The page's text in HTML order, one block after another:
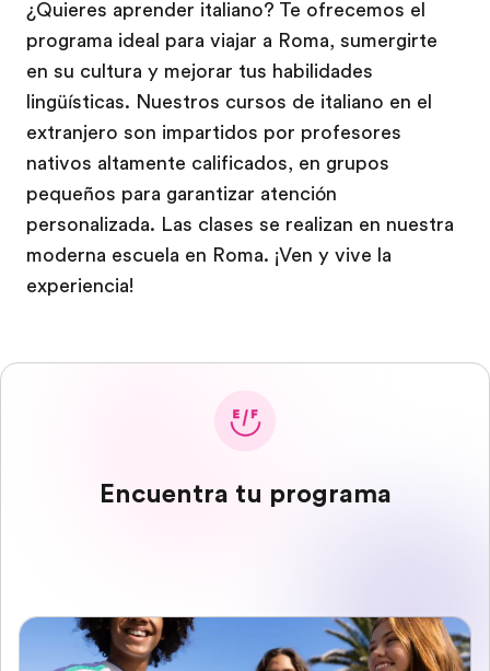
¿Quieres aprender italiano? Te ofrecemos el
programa ideal para viajar a Roma, sumergirte
en su cultura y mejorar tus habilidades
lingüísticas. Nuestros cursos de italiano en el
extranjero son impartidos por profesores
nativos altamente calificados, en grupos
pequeños para garantizar atención
personalizada. Las clases se realizan en nuestra
moderna escuela en Roma. ¡Ven y vive la
experiencia!
Encuentra tu programa